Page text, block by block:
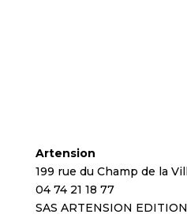
Artension
199 rue du Champ de la
04 74 21 18 77
SAS ARTENSION